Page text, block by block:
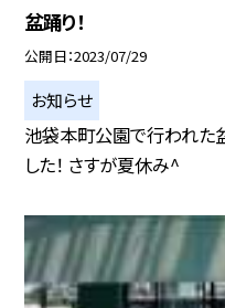
盆踊り！
公開日 2023/07/29
お知らせ
池袋本町公園で行われた
した！ さすが夏休み^